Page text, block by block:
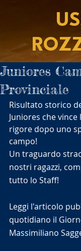
Juniores
Provinciale
Risultato storico
Juniores che
rigore dopo uno
campo!
Un traguardo
nostri ragazzi,
tutto lo Staff!
Leggi l'articolo
quotidiano il
Massimiliano